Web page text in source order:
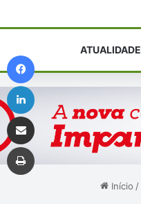
ATUALIDADE
Início /
Linkedin
Imprimir